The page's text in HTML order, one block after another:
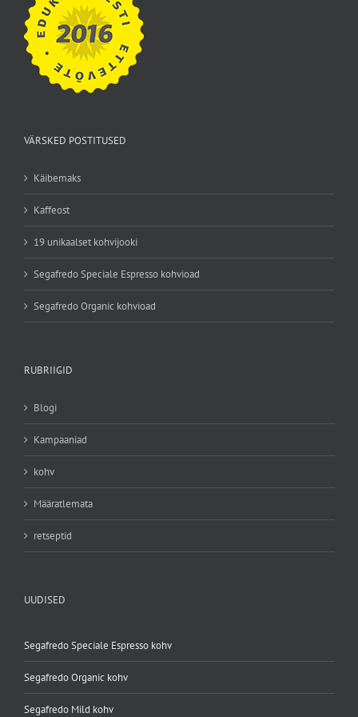
VÄRSKED POSTITUSED
Käibemaks
Kaffeost
19 unikaalset kohvijooki
Segafredo Speciale Espresso kohvioad
Segafredo Organic kohvioad
RUBRIIGID
Blogi
Kampaaniad
kohv
Määratlemata
retseptid
UUDISED
Segafredo Speciale Espresso kohv
Segafredo Organic kohv
Segafredo Mild kohv